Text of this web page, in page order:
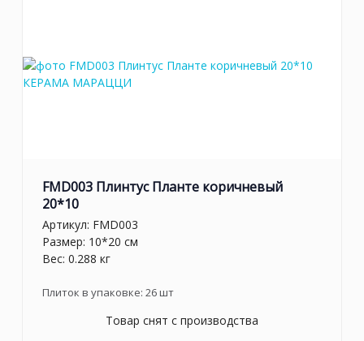
FMD003 Плинтус Планте коричневый
20*10
Артикул: FMD003
Размер: 10*20 см
Вес: 0.288 кг
Плиток в упаковке: 26шт
Товар снят с производства